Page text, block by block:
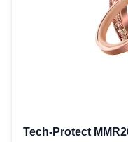
Tech-Protect